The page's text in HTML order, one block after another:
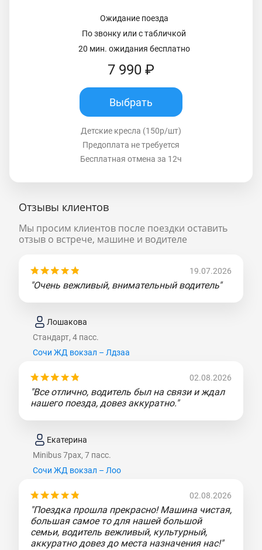
Ожидание поезда
По звонку или с табличкой
20 мин. ожидания бесплатно
7 990 ₽
Выбрать
Детские кресла (150р/шт)
Предоплата не требуется
Бесплатная отмена за 12ч
Отзывы клиентов
Мы просим клиентов после поездки оставить
отзыв о встрече, машине и водителе
19.07.2026
"Очень вежливый, внимательный водитель"
Лошакова
Стандарт, 4 пасс.
Сочи ЖД вокзал – Лдзаа
02.08.2026
"Все отлично, водитель был на связи и ждал
нашего поезда, довез аккуратно."
Екатерина
Minibus 7pax, 7 пасс.
Сочи ЖД вокзал – Лоо
02.08.2026
"Поездка прошла прекрасно! Машина чистая,
большая самое то для нашей большой
семьи, водитель вежливый, культурный,
аккуратно довез до места назначения нас!"